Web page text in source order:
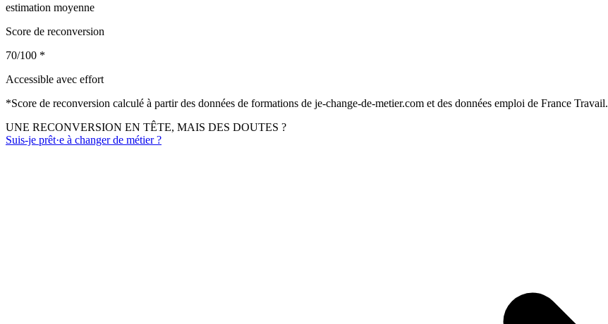
estimation moyenne
Score de reconversion
70/100 *
Accessible avec effort
*Score de reconversion calculé à partir des données de formations de je-change-de-metier.com et des données emploi de France Travail.
UNE RECONVERSION EN TÊTE, MAIS DES DOUTES ?
Suis-je prêt·e à changer de métier ?